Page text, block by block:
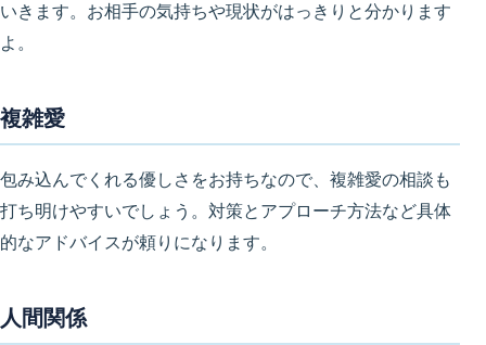
いきます。お相手の気持ちや現状がはっきりと分かります
よ。
複雑愛
包み込んでくれる優しさをお持ちなので、複雑愛の相談も
打ち明けやすいでしょう。対策とアプローチ方法など具体
的なアドバイスが頼りになります。
人間関係